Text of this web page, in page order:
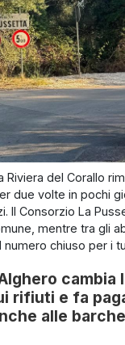
Riviera del Corallo
due volte in pochi
Il Consorzio La
mentre tra gli
chiuso per i
cambia
rifiuti e fa
alle